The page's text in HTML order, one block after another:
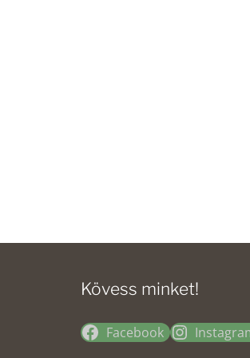
Kövess minket!
Facebook